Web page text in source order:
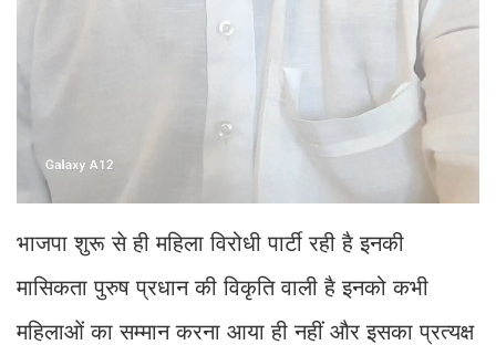
भाजपा शुरू से ही महिला विरोधी पार्टी रही है इनकी
मासिकता पुरुष प्रधान की विकृति वाली है इनको कभी
महिलाओं का सम्मान करना आया ही नहीं और इसका प्रत्यक्ष